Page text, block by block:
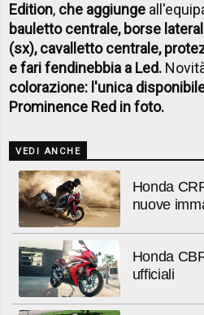
Edition, che aggiunge
bauletto centrale, borse
(sx), cavalletto centrale,
e fari fendinebbia a Led.
colorazione: l'unica
Prominence Red in foto.
VEDI ANCHE
Honda
nuove
Honda
ufficiali